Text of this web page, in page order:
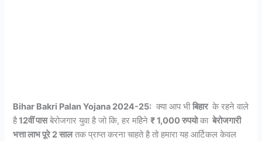
Bihar Bakri Palan Yojana 2024-25: क्या आप भीबिहार के रहने वाले
है12वीं पासबेरोजगार युवा है जो कि, हर महिेने₹ 1,000 रुपयोका बेरोजगारी
भत्ता लाभ पूरे 2 सालतक प्राप्त करना चाहते है तो हमारा यह आर्टिकल केवल